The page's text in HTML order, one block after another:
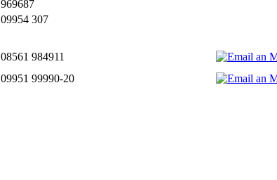
969687
09954 307
08561 984911
09951 99990-20